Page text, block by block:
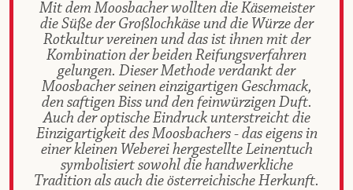
Mit dem Moosbacher wollten die Käsemeister
die Süße der Großlochkäse und die Würze der
Rotkultur vereinen und das ist ihnen mit der
Kombination der beiden Reifungsverfahren
gelungen. Dieser Methode verdankt der
Moosbacher seinen einzigartigen Geschmack,
den saftigen Biss und den feinwürzigen Duft.
Auch der optische Eindruck unterstreicht die
Einzigartigkeit des Moosbachers - das eigens in
einer kleinen Weberei hergestellte Leinentuch
symbolisiert sowohl die handwerkliche
Tradition als auch die österreichische Herkunft.